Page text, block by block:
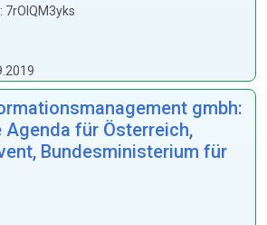
gmbh:
Agenda für Österreich,
Bundesministerium für